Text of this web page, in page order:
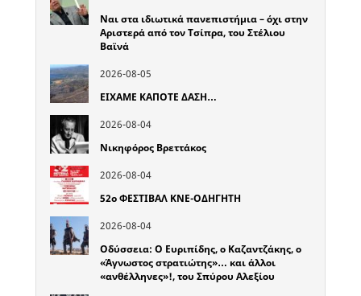
Ναι στα ιδιωτικά πανεπιστήμια – όχι στην
Αριστερά από τον Τσίπρα, του Στέλιου
Βαϊνά
2026-08-05
ΕΙΧΑΜΕ ΚΑΠΟΤΕ ΔΑΣΗ…
2026-08-04
Νικηφόρος Βρεττάκος
2026-08-04
52o ΦΕΣΤΙΒΑΛ ΚΝΕ-ΟΔΗΓΗΤΗ
2026-08-04
Οδύσσεια: Ο Ευριπίδης, ο Καζαντζάκης, ο
«Άγνωστος στρατιώτης»… και άλλοι
«ανθέλληνες»!, του Σπύρου Αλεξίου